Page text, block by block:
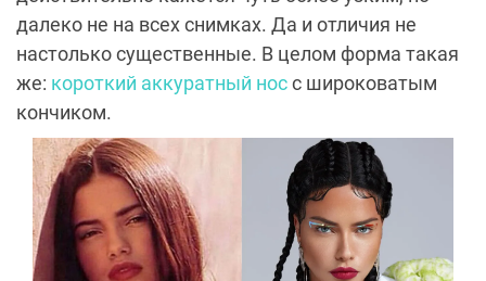
далеко не на всех снимках. Да и отличия не
настолько существенные. В целом форма такая
же: короткий аккуратный носс широковатым
кончиком.